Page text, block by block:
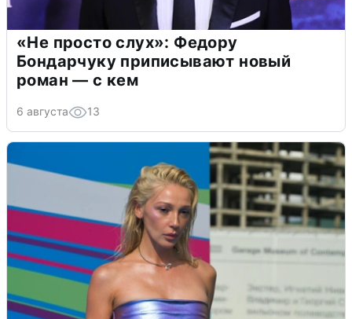
«Не просто слух»: Федору
Бондарчуку приписывают новый
роман — с кем
6 августа 13